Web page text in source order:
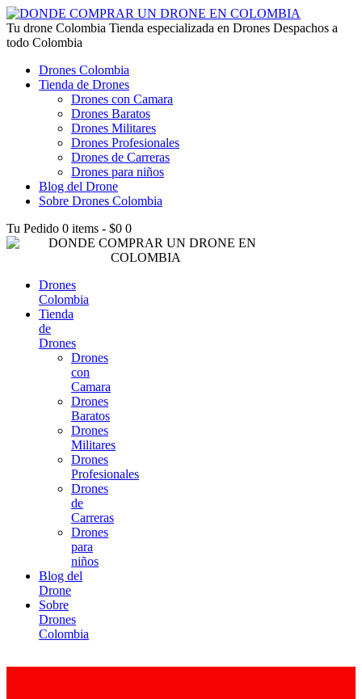
Tu drone Colombia Tienda especializada en Drones Despachos a
todo Colombia
Drones Colombia
Tienda de Drones
Drones con Camara
Drones Baratos
Drones Militares
Drones Profesionales
Drones de Carreras
Drones para niños
Blog del Drone
Sobre Drones Colombia
Tu Pedido 0 items - $0 0
Drones
Colombia
Tienda
de
Drones
Drones
con
Camara
Drones
Baratos
Drones
Militares
Drones
Profesionales
Drones
de
Carreras
Drones
para
niños
Blog del
Drone
Sobre
Drones
Colombia